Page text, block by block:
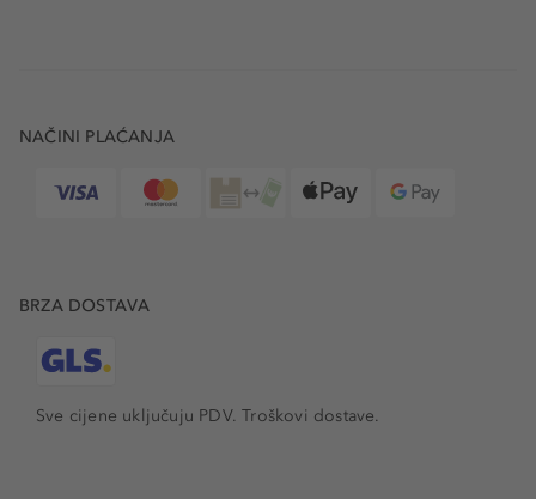
NAČINI PLAĆANJA
BRZA DOSTAVA
Sve cijene uključuju PDV.Troškovi dostave.